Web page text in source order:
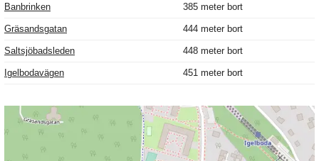
Banbrinken 385 meter bort
Gräsandsgatan 444 meter bort
Saltsjöbadsleden 448 meter bort
Igelbodavägen 451 meter bort